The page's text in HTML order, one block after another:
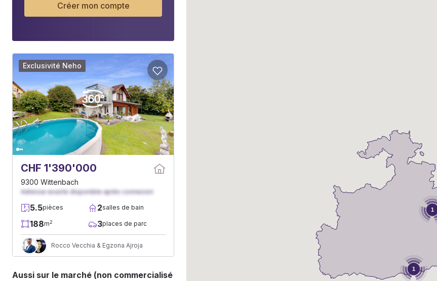
Créer mon compte
CHF 1'390'000
9300 Wittenbach
Adresse exacte disponible après connexion
5.5pièces 2salles de bain
188m2 3places de parc
Rocco Vecchia & Egzona Ajroja
Exclusivité Neho
Aussi sur le marché (non commercialisé